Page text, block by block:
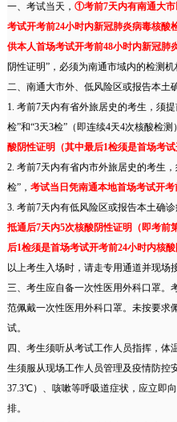
一、考试当天， ①考前7天内有南通大
考试开考前24小时内新冠肺炎病毒核
供本人首场考试开考前48小时内新冠肺
阴性证明”，必须为南通市域内的检测
二、南通大市外、低风险区或报告本土
1. 考前7天内有省外旅居史的考生，须
检”和“3天3检”（即连续4天4次核酸检测
酸阴性证明（其中最后1检须是首场考
2. 考前7天内有省内市外旅居史的考生
检”， 考试当日凭南通本地首场考试开
3. 考前7天内有低风险区或报告本土确
抵通后7天内5次核酸阴性证明（即考前
后1检须是首场考试开考前24小时内核酸
以上考生入场时，请走专用通道并现场
三、考生应自备一次性医用外科口罩。
范佩戴一次性医用外科口罩。未按要求
试。
四、考生须听从考试工作人员指挥，
生须服从现场工作人员管理及疫情防控
37.3℃）、咳嗽等呼吸道症状，应立即
排。